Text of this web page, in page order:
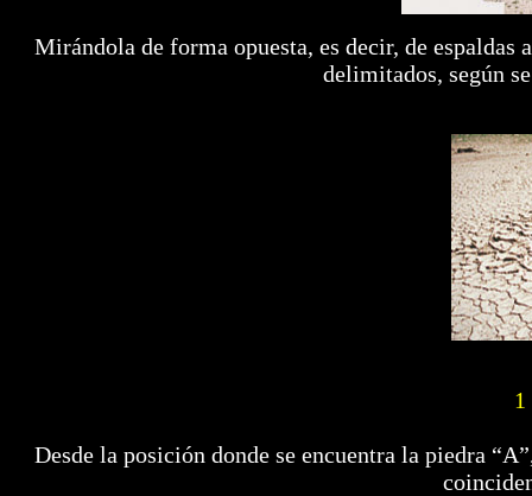
Mirándola de forma opuesta, es decir, de
delimitados, según
1
Desde la posición donde se encuentra la piedra